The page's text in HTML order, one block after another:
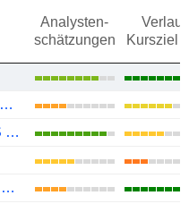
Analysten-
schätzungen
Verlauf
Kursziel
EXXONMOBIL HOLDINGS CORPORATION
RELIANCE INDUSTRIES LTD
MARATHON PETROLEUM CORPORATION